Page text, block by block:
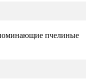
пчелиные